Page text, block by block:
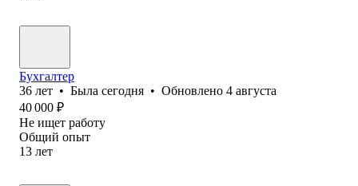
Бухгалтер
36 лет • Была сегодня • Обновлено 4 августа
40 000 ₽
Не ищет работу
Общий опыт
13 лет